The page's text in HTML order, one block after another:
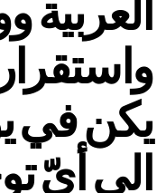
العربية
يكن في
الى أيّ